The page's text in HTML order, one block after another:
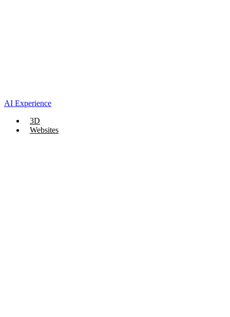
AI Experience
3D
Websites